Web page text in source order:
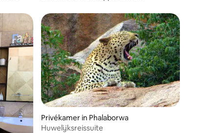
Privékamer in Phalaborwa
Huwelijksreissuite